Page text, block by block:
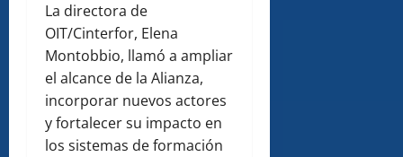
La directora de
OIT/Cinterfor, Elena
Montobbio, llamó a ampliar
el alcance de la Alianza,
incorporar nuevos actores
y fortalecer su impacto en
los sistemas de formación